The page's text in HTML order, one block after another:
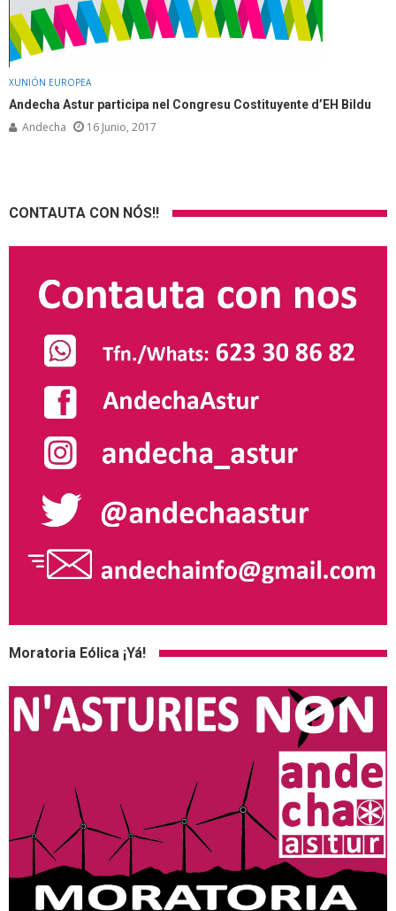
XUNIÓN EUROPEA
Andecha Astur participa nel Congresu Costituyente d’EH Bildu
Andecha 16 Junio, 2017
CONTAUTA CON NÓS!!
Moratoria Eólica ¡Yá!